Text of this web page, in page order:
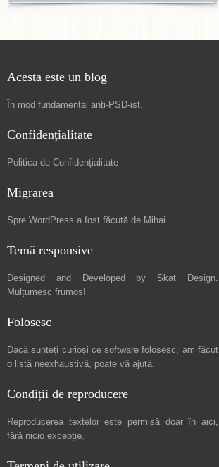
Acesta este un blog
În mod fundamental anti-PSD-ist.
Confidențialitate
Politica de Confidențialitate
Migrarea
Spre WordPress a fost făcută de Mihai.
Temă responsive
Designed and Developed by Skat Design.
Mulțumesc frumos!
Folosesc
Dacă sunteți curioși ce software folosesc, am făcut
o listă neexhaustivă, poate vă ajută.
Condiții de reproducere
Reproducerea textelor este permisă doar în aici,
fără nicio excepție.